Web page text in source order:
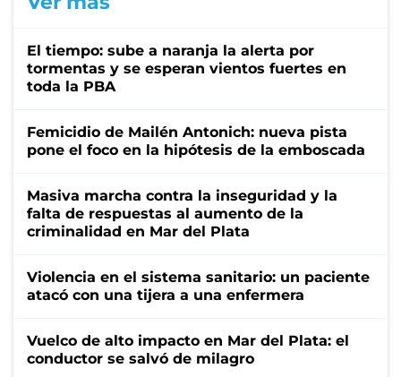
El tiempo: sube a naranja la alerta por
tormentas y se esperan vientos fuertes en
toda la PBA
Femicidio de Mailén Antonich: nueva pista
pone el foco en la hipótesis de la emboscada
Masiva marcha contra la inseguridad y la
falta de respuestas al aumento de la
criminalidad en Mar del Plata
Violencia en el sistema sanitario: un paciente
atacó con una tijera a una enfermera
Vuelco de alto impacto en Mar del Plata: el
conductor se salvó de milagro